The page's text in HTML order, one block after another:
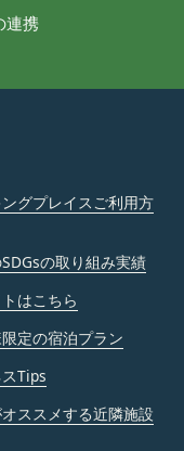
連携
グプレイスご利用方
の取り組み実績
はこちら
定の宿泊プラン
Tips
ススメする近隣施設